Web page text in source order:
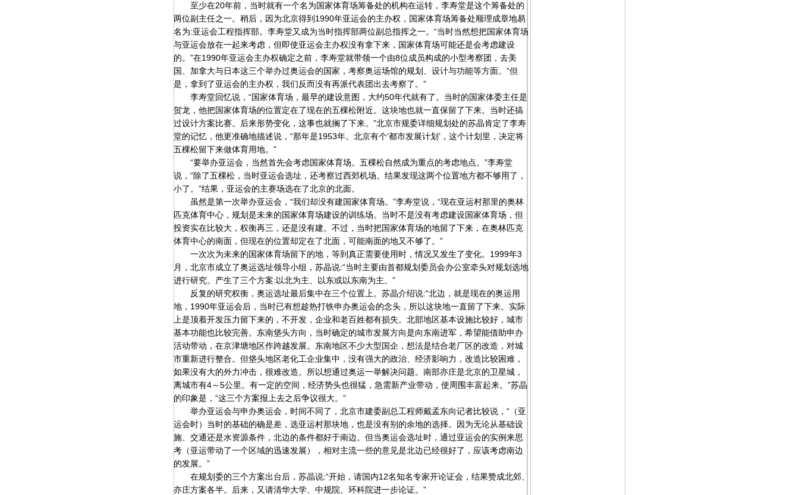
至少在20年前，当时就有一个名为国家体育场筹备处的机构在运转，李寿堂是这个筹备处的
两位副主任之一。稍后，因为北京得到1990年亚运会的主办权，国家体育场筹备处顺理成章地易
名为:亚运会工程指挥部。李寿堂又成为当时指挥部两位副总指挥之一。“当时当然想把国家体育场
与亚运会放在一起来考虑，但即使亚运会主办权没有拿下来，国家体育场可能还是会考虑建设
的。”在1990年亚运会主办权确定之前，李寿堂就带领一个由8位成员构成的小型考察团，去美
国、加拿大与日本这三个举办过奥运会的国家，考察奥运场馆的规划、设计与功能等方面。“但
是，拿到了亚运会的主办权，我们反而没有再派代表团出去考察了。”
李寿堂回忆说，“国家体育场，最早的建设意图，大约50年代就有了。当时的国家体委主任是
贺龙，他把国家体育场的位置定在了现在的五棵松附近。这块地也就一直保留了下来。当时还搞
过设计方案比赛。后来形势变化，这事也就搁了下来。”北京市规委详细规划处的苏晶肯定了李寿
堂的记忆，他更准确地描述说，“那年是1953年。北京有个‘都市发展计划’，这个计划里，决定将
五棵松留下来做体育用地。”
“要举办亚运会，当然首先会考虑国家体育场。五棵松自然成为重点的考虑地点。”李寿堂
说，“除了五棵松，当时亚运会选址，还考察过西郊机场。结果发现这两个位置地方都不够用了，
小了。”结果，亚运会的主赛场选在了北京的北面。
虽然是第一次举办亚运会，“我们却没有建国家体育场。”李寿堂说，“现在亚运村那里的奥林
匹克体育中心，规划是未来的国家体育场建设的训练场。当时不是没有考虑建设国家体育场，但
投资实在比较大，权衡再三，还是没有建。不过，当时把国家体育场的地留了下来，在奥林匹克
体育中心的南面，但现在的位置却定在了北面，可能南面的地又不够了。”
一次次为未来的国家体育场留下的地，等到真正需要使用时，情况又发生了变化。1999年3
月，北京市成立了奥运选址领导小组，苏晶说:“当时主要由首都规划委员会办公室牵头对规划选地
进行研究。产生了三个方案:以北为主、以东或以东南为主。”
反复的研究权衡，奥运选址最后集中在三个位置上。苏晶介绍说:“北边，就是现在的奥运用
地，1990年亚运会后，当时已有想趁热打铁申办奥运会的念头，所以这块地一直留了下来。实际
上是顶着开发压力留下来的，不开发，企业和老百姓都有损失。北部地区基本设施比较好，城市
基本功能也比较完善。东南垡头方向，当时确定的城市发展方向是向东南进军，希望能借助申办
活动带动，在京津塘地区作跨越发展。东南地区不少大型国企，想法是结合老厂区的改造，对城
市重新进行整合。但垡头地区老化工企业集中，没有强大的政治、经济影响力，改造比较困难，
如果没有大的外力冲击，很难改造。所以想通过奥运一举解决问题。南部亦庄是北京的卫星城，
离城市有4～5公里。有一定的空间，经济势头也很猛，急需新产业带动，使周围丰富起来。”苏晶
的印象是，“这三个方案报上去之后争议很大。”
举办亚运会与申办奥运会，时间不同了，北京市建委副总工程师戴孟东向记者比较说，“（亚
运会时）当时的基础的确是差，选亚运村那块地，也是没有别的余地的选择。因为无论从基础设
施、交通还是水资源条件，北边的条件都好于南边。但当奥运会选址时，通过亚运会的实例来思
考（亚运带动了一个区域的迅速发展），相对主流一些的意见是北边已经很好了，应该考虑南边
的发展。”
在规划委的三个方案出台后，苏晶说:“开始，请国内12名知名专家开论证会，结果赞成北郊、
亦庄方案各半。后来，又请清华大学、中规院、环科院进一步论证。”